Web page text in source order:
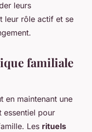
leurs
leur rôle actif et se
familiale
en maintenant une
essentiel pour
Les rituels